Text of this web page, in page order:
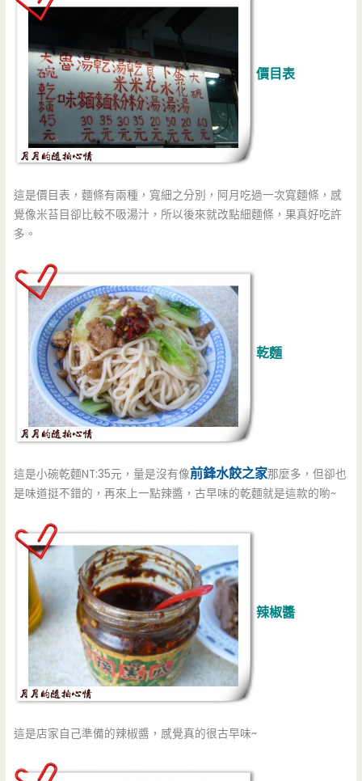
價目表
這是價目表，麵條有兩種，寬細之分別，阿月吃過一次寬麵條，感
覺像米苔目卻比較不吸湯汁，所以後來就改點細麵條，果真好吃許
多。
乾麵
這是小碗乾麵NT:35元，量是沒有像前鋒水餃之家那麼多，但卻也
是味道挺不錯的，再來上一點辣醬，古早味的乾麵就是這款的喲~
辣椒醬
這是店家自己準備的辣椒醬，感覺真的很古早味~